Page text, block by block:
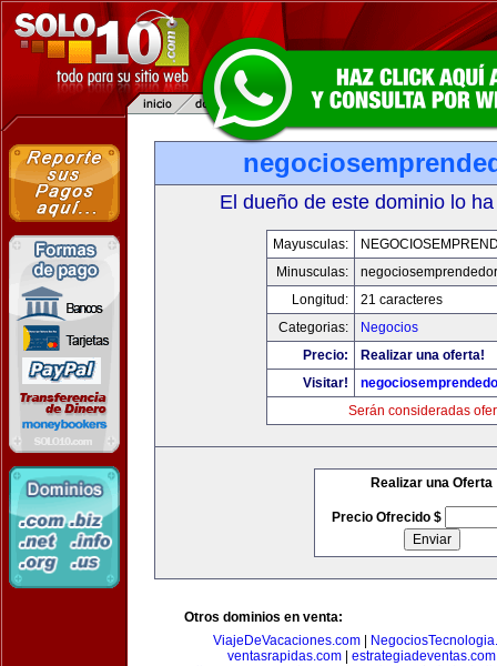
El dueño de este dominio lo
Mayusculas:
Minusculas:
Longitud:
21 caracteres
Categorias:
Negocios
Precio:
Realizar una oferta!
Visitar!
Serán consideradas
Realizar una Oferta
Precio Ofrecido $
Otros dominios en venta:
ViajeDeVacaciones.com
ventasrapidas.com
estrategiadeventas.com